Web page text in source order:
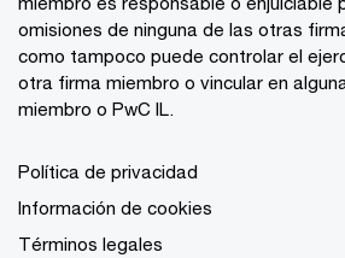
omisiones de ninguna de las otras
como tampoco puede controlar el
otra firma miembro o vincular en
miembro o PwC IL.
Política de privacidad
Información de cookies
Términos legales